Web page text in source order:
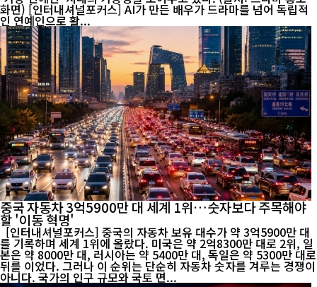
화면) [인터내셔널포커스] AI가 만든 배우가 드라마를 넘어 독립적
인 연예인으로 활...
중국 자동차 3억5900만 대 세계 1위…숫자보다 주목해야
할 '이동 혁명'
[인터내셔널포커스] 중국의 자동차 보유 대수가 약 3억5900만 대
를 기록하며 세계 1위에 올랐다. 미국은 약 2억8300만 대로 2위, 일
본은 약 8000만 대, 러시아는 약 5400만 대, 독일은 약 5300만 대로
뒤를 이었다. 그러나 이 순위는 단순히 자동차 숫자를 겨루는 경쟁이
아니다. 국가의 인구 규모와 국토 면...